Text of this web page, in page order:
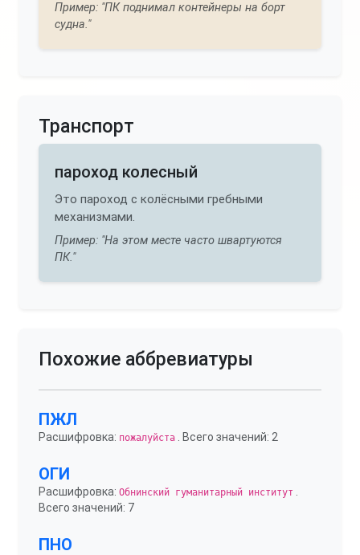
Пример: "ПК поднимал контейнеры на борт
судна."
Транспорт
пароход колесный
Это пароход с колёсными гребными
механизмами.
Пример: "На этом месте часто швартуются
ПК."
Похожие аббревиатуры
ПЖЛ
Расшифровка: пожалуйста . Всего значений: 2
ОГИ
Расшифровка: Обнинский гуманитарный институт
Всего значений: 7
ПНО